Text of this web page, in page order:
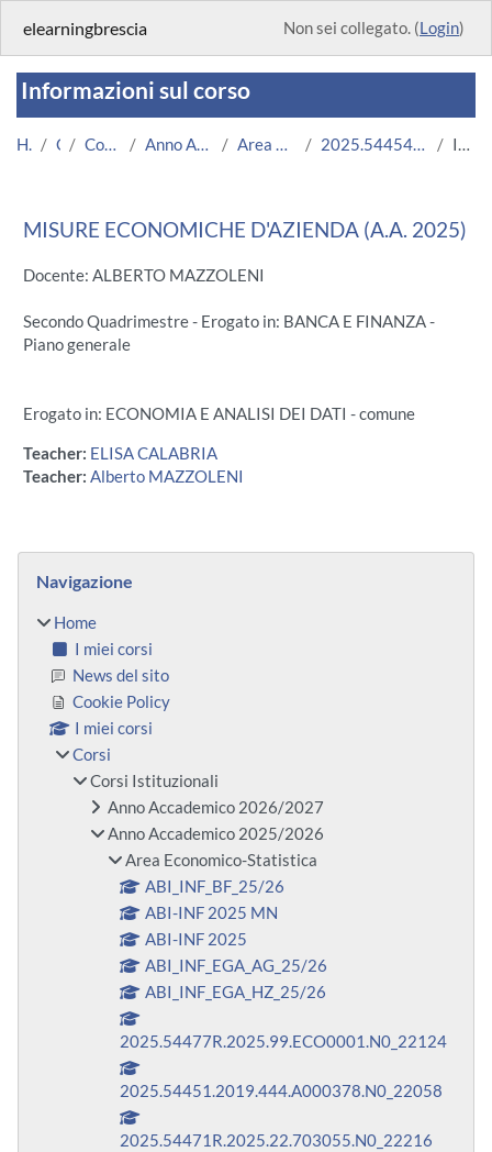
elearningbrescia Non sei collegato. (Login)
Informazioni sul corso
Home Corsi Corsi Istituzionali Anno Accademico 2025/2026 Area Economico-Statistica 2025.54454R.2025.22.ECO0118.N0_22171 Introduzione
MISURE ECONOMICHE D'AZIENDA (A.A. 2025)
Docente: ALBERTO MAZZOLENI
Secondo Quadrimestre - Erogato in: BANCA E FINANZA -
Piano generale
Erogato in: ECONOMIA E ANALISI DEI DATI - comune
Teacher: ELISA CALABRIA
Teacher: Alberto MAZZOLENI
Blocchi
Navigazione
Home
I miei corsi
News del sito
Cookie Policy
I miei corsi
Corsi
Corsi Istituzionali
Anno Accademico 2026/2027
Anno Accademico 2025/2026
Area Economico-Statistica
ABI_INF_BF_25/26
ABI-INF 2025 MN
ABI-INF 2025
ABI_INF_EGA_AG_25/26
ABI_INF_EGA_HZ_25/26
2025.54477R.2025.99.ECO0001.N0_22124
2025.54451.2019.444.A000378.N0_22058
2025.54471R.2025.22.703055.N0_22216